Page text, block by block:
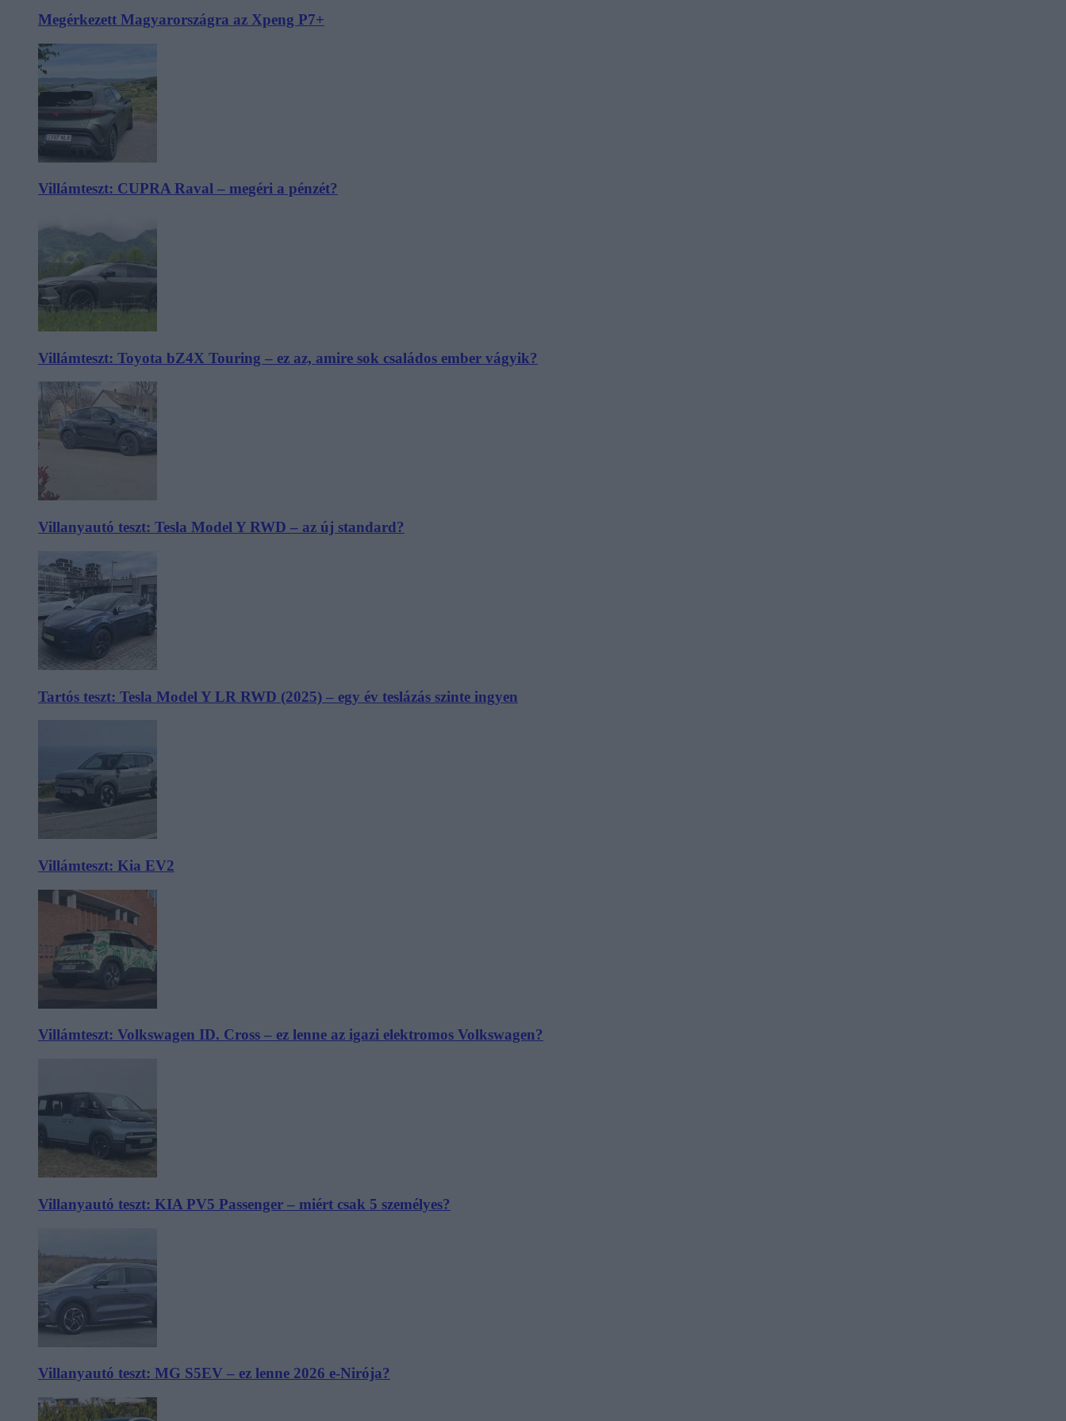
Megérkezett Magyarországra az Xpeng P7+
Villámteszt: CUPRA Raval – megéri a pénzét?
Villámteszt: Toyota bZ4X Touring – ez az, amire sok családos ember vágyik?
Villanyautó teszt: Tesla Model Y RWD – az új standard?
Tartós teszt: Tesla Model Y LR RWD (2025) – egy év teslázás szinte ingyen
Villámteszt: Kia EV2
Villámteszt: Volkswagen ID. Cross – ez lenne az igazi elektromos Volkswagen?
Villanyautó teszt: KIA PV5 Passenger – miért csak 5 személyes?
Villanyautó teszt: MG S5EV – ez lenne 2026 e-Nirója?